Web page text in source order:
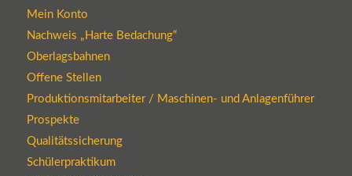
Mein Konto
Nachweis „Harte Bedachung“
Oberlagsbahnen
Offene Stellen
Produktionsmitarbeiter / Maschinen- und Anlagenführer
Prospekte
Qualitätssicherung
Schülerpraktikum